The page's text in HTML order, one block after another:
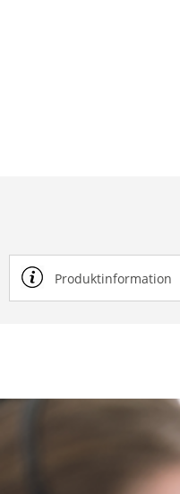
Produktinformation